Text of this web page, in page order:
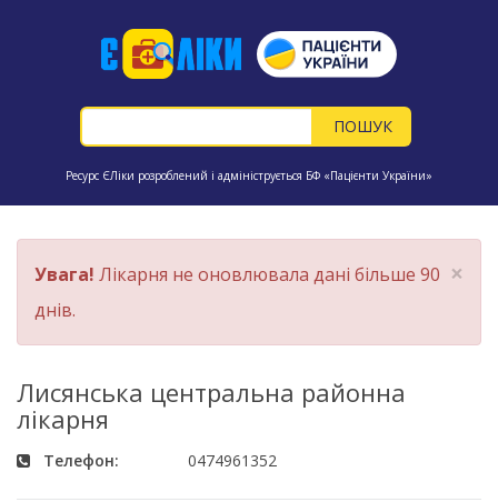
Ресурс ЄЛіки розроблений і адмініструється БФ «Пацієнти України»
×
Увага! Лікарня не оновлювала дані більше 90
днів.
Лисянська центральна районна
лікарня
Телефон: 0474961352